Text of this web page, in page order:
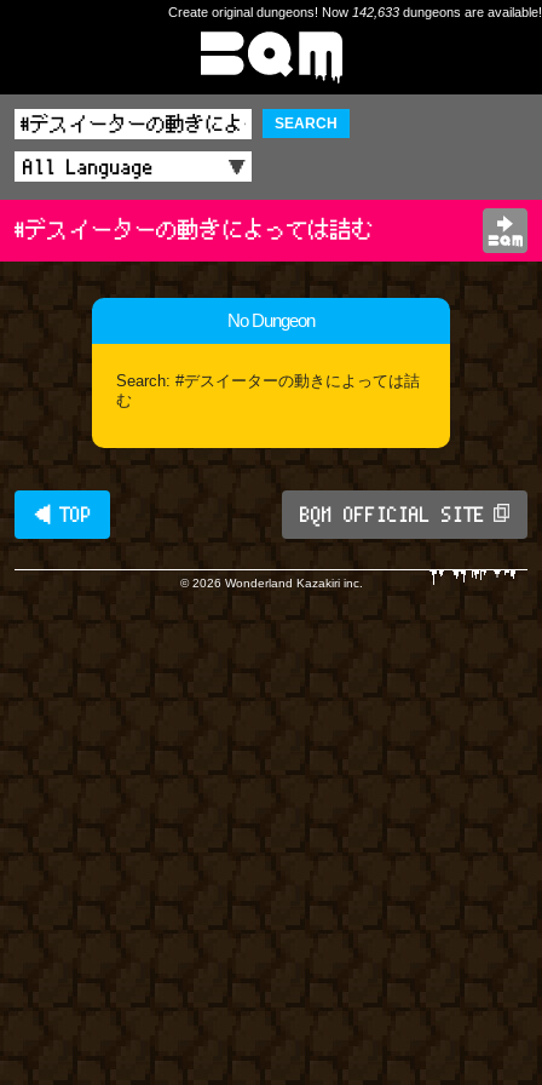
Create original dungeons! Now 142,633 dungeons are available!
SEARCH
#デスイーターの動きによっては詰む
No Dungeon
Search: #デスイーターの動きによっては詰
む
◀ TOP BQM OFFICIAL SITE
© 2026 Wonderland Kazakiri inc.